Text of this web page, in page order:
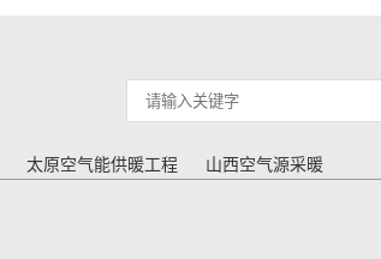
太原空气能供暖工程 山西空气源采暖